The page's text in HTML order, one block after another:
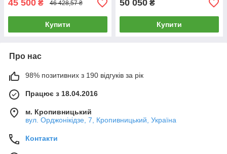
45 500 ₴ 46 428,57 ₴
Купити
50 050 ₴
Купити
Про нас
98% позитивних з 190 відгуків за рік
Працює з 18.04.2016
м. Кропивницький
вул. Орджонікідзе, 7, Кропивницький, Україна
Контакти